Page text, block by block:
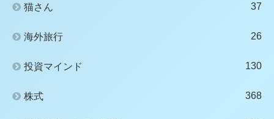
猫さん 37
海外旅行 26
投資マインド 130
株式 368